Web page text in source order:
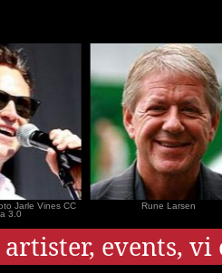
Jarle Vines CC
3.0
Rune Larsen
artister, events,